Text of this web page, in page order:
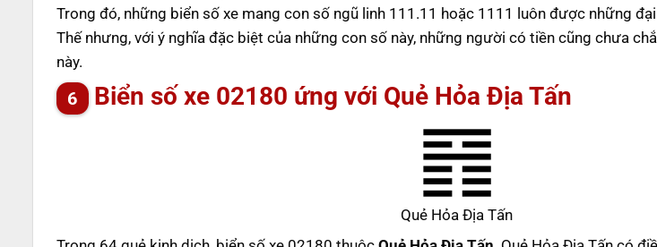
Trong đó, những biển số xe mang con số ngũ linh 111.11 hoặc 1111 luôn được những
Thế nhưng, với ý nghĩa đặc biệt của những con số này, những người có tiền cũng chưa
này.
Biển số xe 02180 ứng với Quẻ Hỏa Địa Tấn
Quẻ Hỏa Địa Tấn